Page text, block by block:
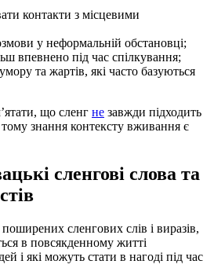
контакти з місцевими
у неформальній обстановці;
впевнено під час спілкування;
та жартів, які часто базуються
що сленг не завжди підходить
знання контексту вживання є
сленгові слова та
сленгових слів і виразів,
в повсякденному житті
і які можуть стати в нагоді під час